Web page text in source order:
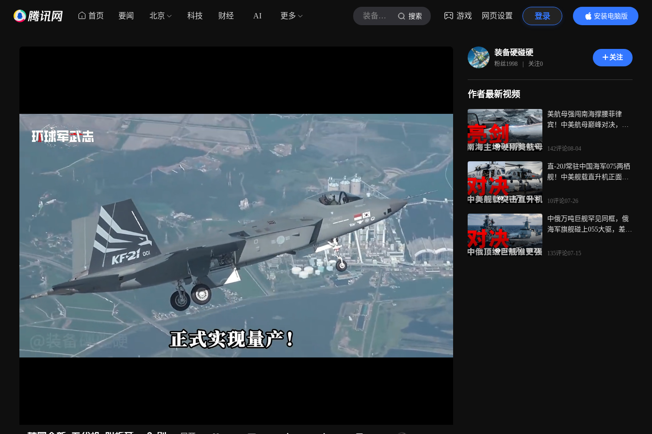
首页 要闻 北京 科技 财经 AI 更多 装备硬碰硬 搜索 游戏 网页设置 登录
安装电脑版
内容更精彩
装备硬碰硬
粉丝1998 | 关注0
关注
作者最新视频
113.7万 | 03:42
美航母强闯南海撑腰菲律
宾！中美航母巅峰对决，福
142评论08-04
31.8万 | 02:56
直-20J常驻中国海军075两栖
舰！中美舰载直升机正面对
10评论07-26
110.1万 | 03:23
中俄万吨巨舰罕见同框，俄
海军旗舰碰上055大驱，差距
135评论07-15